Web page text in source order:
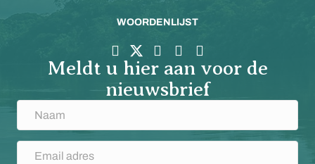
WOORDENLIJST
Meldt u hier aan voor de
nieuwsbrief